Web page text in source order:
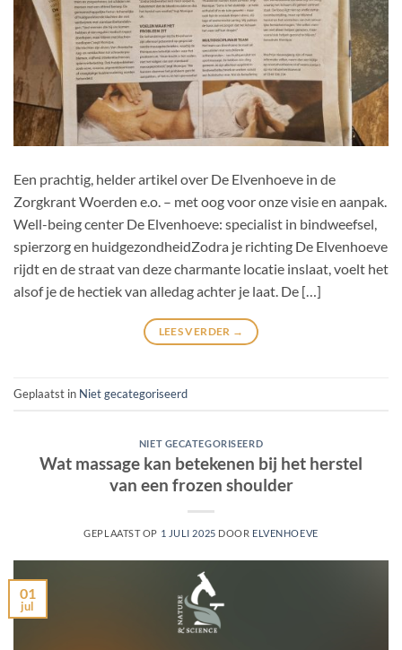
Een prachtig, helder artikel over De Elvenhoeve in de
Zorgkrant Woerden e.o. – met oog voor onze visie en aanpak.
Well-being center De Elvenhoeve: specialist in bindweefsel,
spierzorg en huidgezondheidZodra je richting De Elvenhoeve
rijdt en de straat van deze charmante locatie inslaat, voelt het
alsof je de hectiek van alledag achter je laat. De […]
LEES VERDER →
Geplaatst in Niet gecategoriseerd
NIET GECATEGORISEERD
Wat massage kan betekenen bij het herstel
van een frozen shoulder
GEPLAATST OP 1 JULI 2025 DOOR ELVENHOEVE
01
jul